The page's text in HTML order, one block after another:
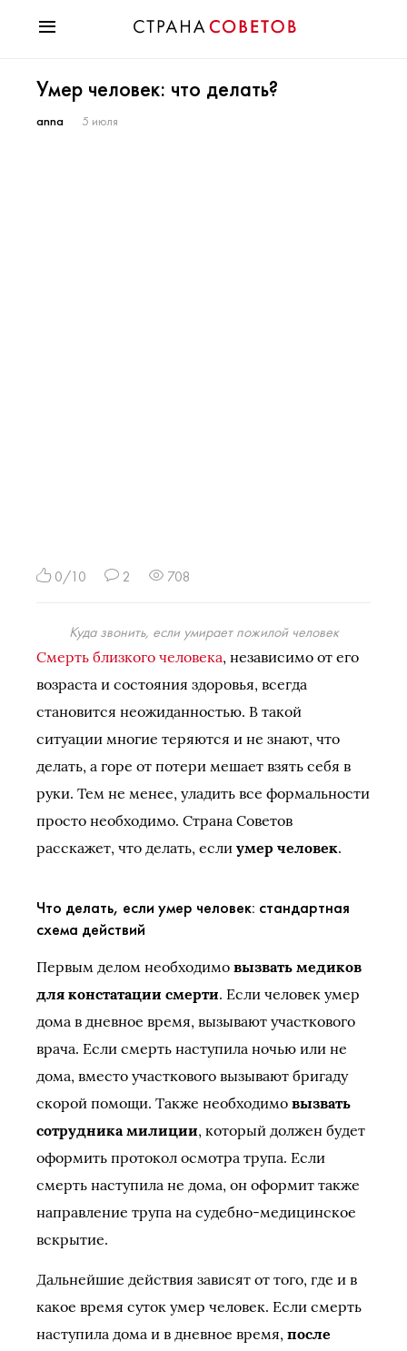
Мода
Звезды
Умер человек: что делать?
anna 5 июля
0/10 2 708
Куда звонить, если умирает пожилой человек
Смерть близкого человека, независимо от его
возраста и состояния здоровья, всегда
становится неожиданностью. В такой
ситуации многие теряются и не знают, что
делать, а горе от потери мешает взять себя в
руки. Тем не менее, уладить все формальности
просто необходимо. Страна Советов
расскажет, что делать, если умер человек.
Что делать, если умер человек: стандартная
схема действий
Первым делом необходимо вызвать медиков
для констатации смерти. Если человек умер
дома в дневное время, вызывают участкового
врача. Если смерть наступила ночью или не
дома, вместо участкового вызывают бригаду
скорой помощи. Также необходимо вызвать
сотрудника милиции, который должен будет
оформить протокол осмотра трупа. Если
смерть наступила не дома, он оформит также
направление трупа на судебно-медицинское
вскрытие.
Дальнейшие действия зависят от того, где и в
какое время суток умер человек. Если смерть
наступила дома и в дневное время, после